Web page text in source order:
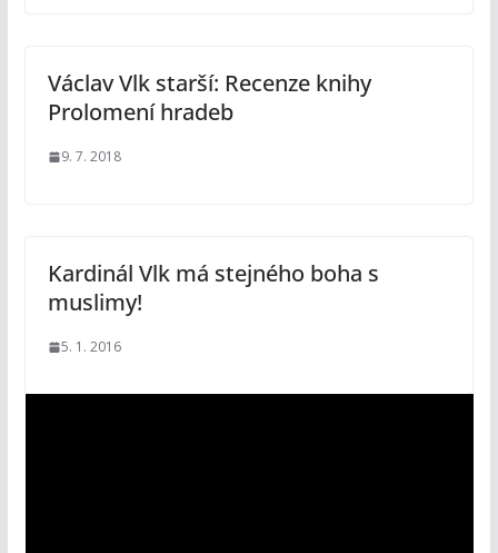
Václav Vlk starší: Recenze knihy
Prolomení hradeb
9. 7. 2018
Kardinál Vlk má stejného boha s
muslimy!
5. 1. 2016